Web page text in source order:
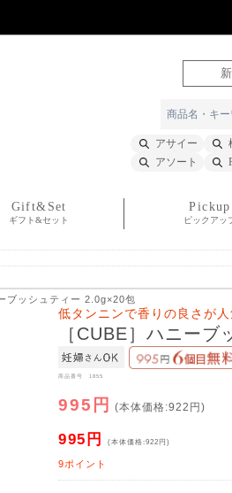
アサイー
アソート
Gift&Set
ギフト&セット
Pickup
ピックアッ
ブッシュティー 2.0g×20包
低タンニンで香りの良さが
［CUBE］ハニー
商品番号 1855
995円 (本体価格:922円)
995円 (本体価格:922円)
9ポイント